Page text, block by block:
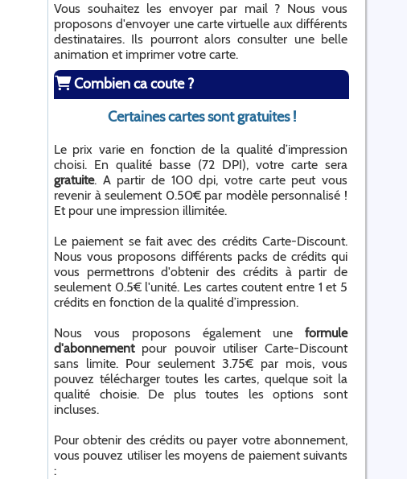
Vous souhaitez les envoyer par mail ? Nous vous
proposons d'envoyer une carte virtuelle aux différents
destinataires. Ils pourront alors consulter une belle
animation et imprimer votre carte.
Combien ca coute ?
Certaines cartes sont gratuites !
Le prix varie en fonction de la qualité d’impression
choisi. En qualité basse (72 DPI), votre carte sera
gratuite. A partir de 100 dpi, votre carte peut vous
revenir à seulement 0.50€ par modèle personnalisé !
Et pour une impression illimitée.
Le paiement se fait avec des crédits Carte-Discount.
Nous vous proposons différents packs de crédits qui
vous permettrons d'obtenir des crédits à partir de
seulement 0.5€ l'unité. Les cartes coutent entre 1 et 5
crédits en fonction de la qualité d’impression.
Nous vous proposons également une formule
d'abonnementpour pouvoir utiliser Carte-Discount
sans limite. Pour seulement 3.75€ par mois, vous
pouvez télécharger toutes les cartes, quelque soit la
qualité choisie. De plus toutes les options sont
incluses.
Pour obtenir des crédits ou payer votre abonnement,
vous pouvez utiliser les moyens de paiement suivants
: